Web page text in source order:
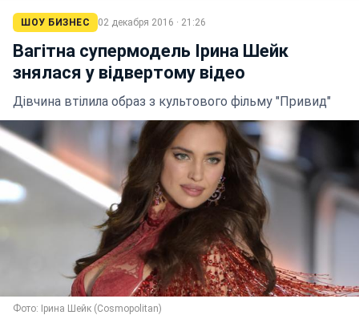
ШОУ БИЗНЕС 02 декабря 2016 · 21:26
Вагітна супермодель Ірина Шейк
знялася у відвертому відео
Дівчина втілила образ з культового фільму "Привид"
Фото: Ірина Шейк (Cosmopolitan)